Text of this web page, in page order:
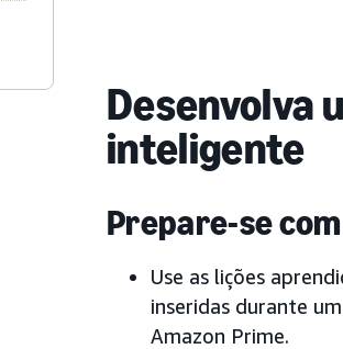
Desenvolva
inteligente
Prepare-se
Use as lições
inseridas durante
Amazon Prime.